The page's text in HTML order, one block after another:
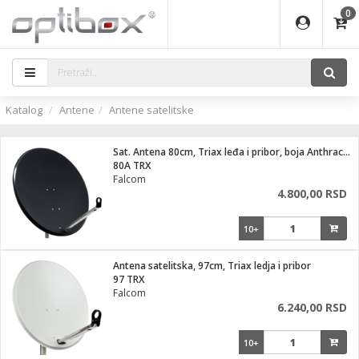
0
pribor
i pribor
svetla
grla
- Analogija
- IP
kamere
Katalog Antene Antene satelitske
Sat. Antena 80cm, Triax leđa i pribor, boja Anthracite
80A TRX
Falcom
4.800,00 RSD
10+
Antena satelitska, 97cm, Triax ledja i pribor
97 TRX
Falcom
6.240,00 RSD
10+